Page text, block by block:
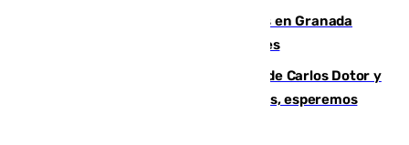
Controlado un incendio de rastrojos en Granada
junto a la autovía y al Callejón de Nogales
Juanfran Funes, sobre las lesiones de Carlos Dotor y
Fernando Calero: “Estamos preocupados, esperemos